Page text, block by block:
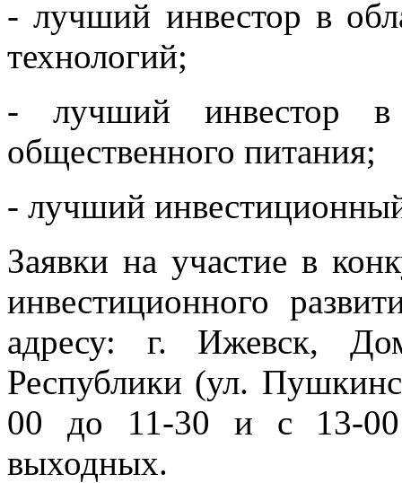
- лучший инвестор в
технологий;
- лучший инвестор в
общественного питания;
- лучший
Заявки на участие в
инвестиционного
адресу: г. Ижевск,
Республики (ул.
00 до 11-30 и с 13-00
выходных.